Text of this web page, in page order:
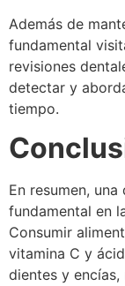
Además de
fundamental
revisiones
detectar y
tiempo.
En resumen,
fundamental en
Consumir
vitamina C y
dientes y